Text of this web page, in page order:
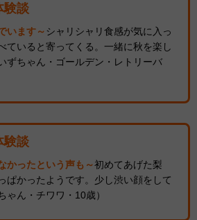
験談
います～ シャリシャリ食感が気に入っ
ていると寄ってくる。一緒に秋を楽し
ずちゃん・ゴールデン・レトリーバ
験談
かったという声も～初めてあげた梨
ぱかったようです。少し渋い顔をして
ゃん・チワワ・10歳）